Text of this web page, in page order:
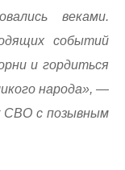
веками.
событий
и гордиться
народа», —
СВО с позывным